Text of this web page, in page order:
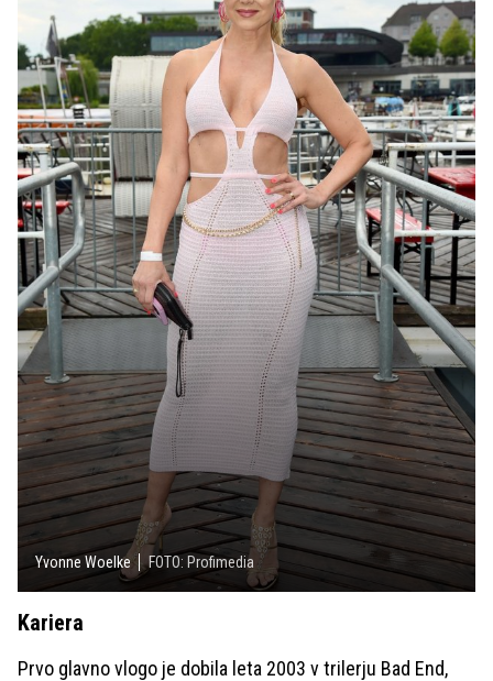
Yvonne Woelke FOTO: Profimedia
Kariera
Prvo glavno vlogo je dobila leta 2003 v trilerju Bad End,